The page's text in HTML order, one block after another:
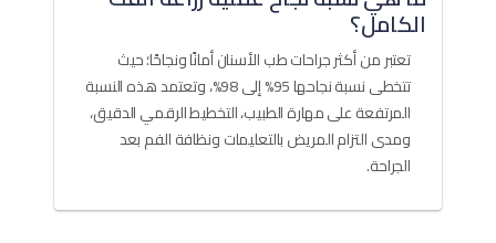
الكامل؟
تعتبر من أكثر جراحات طب الأسنان أمانًا ونجاحًا؛ حيث
تتخطى نسبة نجاحها 95% إلى 98%، وتعتمد هذه النسبة
المرتفعة على مهارة الطبيب، التخطيط الرقمي الدقيق،
ومدى التزام المريض بالتعليمات ونظافة الفم بعد
الجراحة.